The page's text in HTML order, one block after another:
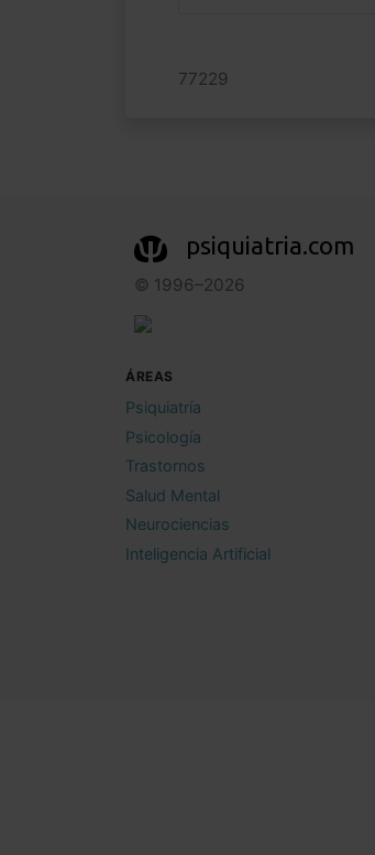
77229
psiquiatria.com
© 1996–2026
ÁREAS
Psiquiatría
Psicología
Trastornos
Salud Mental
Neurociencias
Inteligencia Artificial